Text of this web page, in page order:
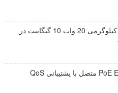
سوئیچ فیبر نوری 4.5 کیلوگرمی 20 وات 10 گیگابیت در